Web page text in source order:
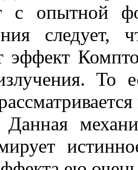
с опытной
следует,
эффект
То